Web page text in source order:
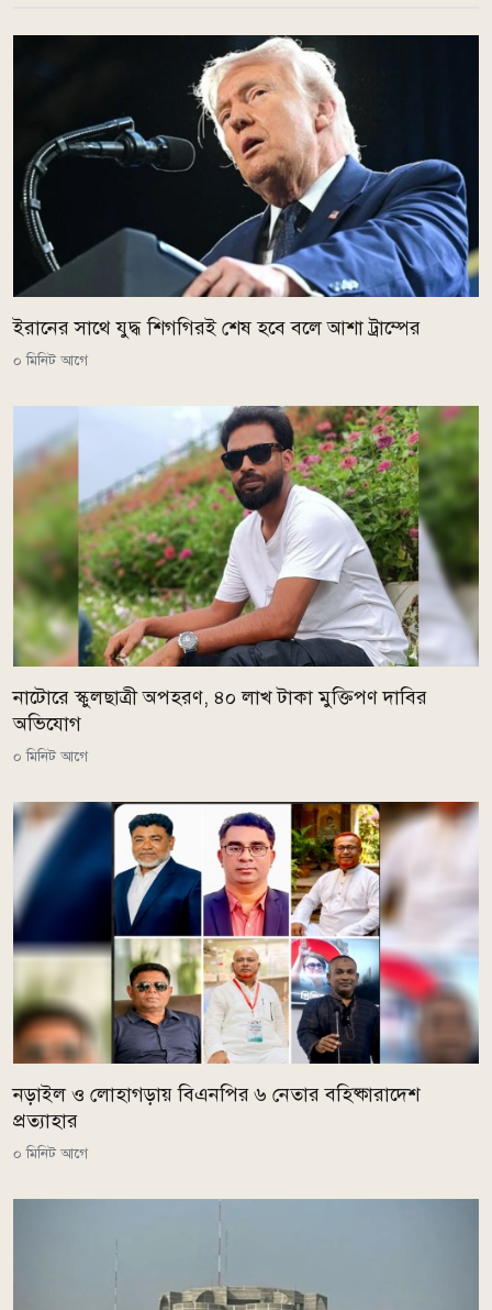
ইরানের সাথে যুদ্ধ শিগগিরই শেষ হবে বলে আশা ট্রাম্পের
০ মিনিট আগে
নাটোরে স্কুলছাত্রী অপহরণ, ৪০ লাখ টাকা মুক্তিপণ দাবির
অভিযোগ
০ মিনিট আগে
নড়াইল ও লোহাগড়ায় বিএনপির ৬ নেতার বহিষ্কারাদেশ
প্রত্যাহার
০ মিনিট আগে